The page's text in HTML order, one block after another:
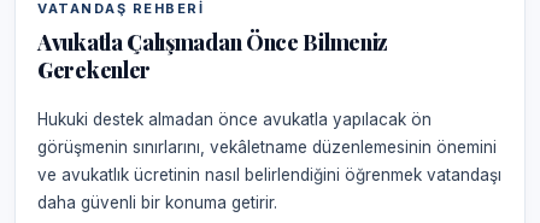
VATANDAŞ REHBERI
Avukatla Çalışmadan Önce Bilmeniz
Gerekenler
Hukuki destek almadan önce avukatla yapılacak ön
görüşmenin sınırlarını, vekâletname düzenlemesinin önemini
ve avukatlık ücretinin nasıl belirlendiğini öğrenmek vatandaşı
daha güvenli bir konuma getirir.